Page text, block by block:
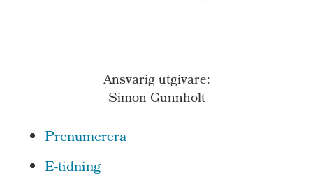
Ansvarig utgivare:
Simon Gunnholt
Prenumerera
E-tidning